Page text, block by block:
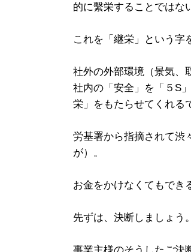
的に繫栄することではな
これを「継栄」という字
社外の外部環境（景気、
社内の「安全」を「５S
栄」をもたらせてくれる
労基署から指摘されて渋
が）。
お金をかけなくてもでき
先ずは、決断しましょう。